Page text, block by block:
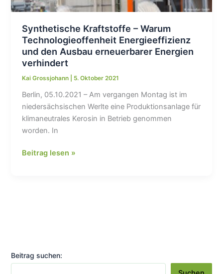
Synthetische Kraftstoffe – Warum
Technologieoffenheit Energieeffizienz
und den Ausbau erneuerbarer Energien
verhindert
Kai Grossjohann 5. Oktober 2021
Berlin, 05.10.2021 – Am vergangen Montag ist im
niedersächsischen Werlte eine Produktionsanlage für
klimaneutrales Kerosin in Betrieb genommen
worden. In
Synthetische
erneuerbarer
Beitrag lesen »
Beitrag suchen: